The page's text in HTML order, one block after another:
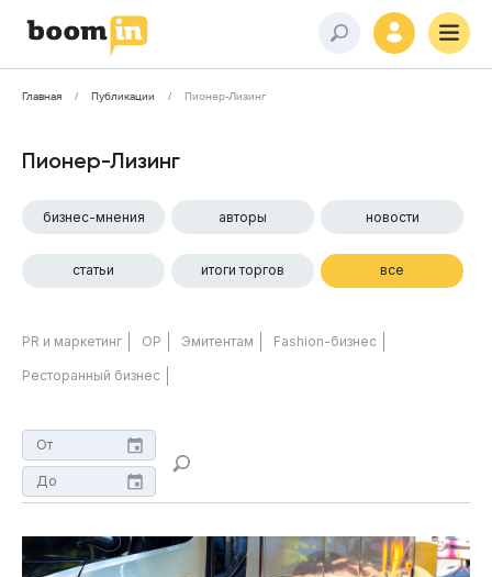
Главная Публикации Пионер-Лизинг
Пионер-Лизинг
бизнес-мнения авторы новости
статьи итоги торгов все
PR и маркетинг ОР Эмитентам Fashion-бизнес
Ресторанный бизнес